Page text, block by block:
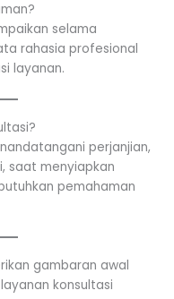
selama
rahasia profesional
layanan.
perjanjian,
saat menyiapkan
pemahaman
gambaran awal
konsultasi